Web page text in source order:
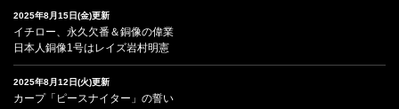
2025年8月15日(金)更新
イチロー、永久欠番＆銅像の偉業
日本人銅像1号はレイズ岩村明憲
2025年8月12日(火)更新
カープ「ピースナイター」の誓い